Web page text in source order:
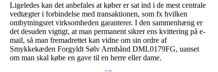
Ligeledes kan det anbefales at køber er sat ind i de mest centrale
vedtægter i forbindelse med transaktionen, som fx hvilken
ombytningsret virksomheden garanterer. I den sammenhæng er
det desuden vigtigt, at man permanent sikrer ens kvittering på e-
mail, så man fremadrettet kan vidne om sin ordre af
Smykkekæden Forgyldt Sølv Armbånd DML0179FG, uanset
om man skal købe en gave til en herre eller dame.